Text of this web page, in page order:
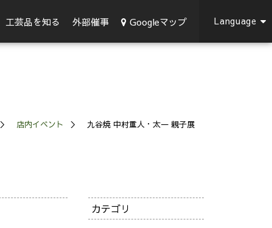
工芸品を知る 外部催事 Googleマップ Language
店内イベント 九谷焼 中村重人・太一 親子展
カテゴリ